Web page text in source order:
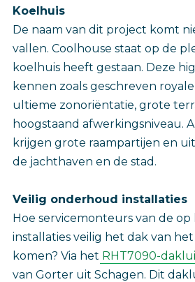
Koelhuis
De naam van dit project komt
vallen. Coolhouse staat op de
koelhuis heeft gestaan. Deze
kennen zoals geschreven
ultieme zonoriëntatie, grote
hoogstaand afwerkingsniveau.
krijgen grote raampartijen en
de jachthaven en de stad.
Veilig onderhoud installaties
Hoe servicemonteurs van de op
installaties veilig het dak van
komen? Via het RHT7090-
van Gorter uit Schagen. Dit